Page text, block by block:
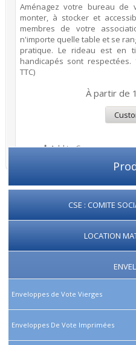
Aménagez votre bureau de
monter, à stocker et
membres de votre
n'importe quelle table et se
pratique. Le rideau est en
handicapés sont respectées.
TTC)
À partir de
Add to Compare
CSE : COMITE
LOCATION
Enveloppes de Vote Vierges
Enveloppes De Vote Imprimées